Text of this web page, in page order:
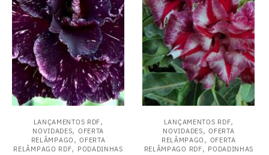
LANÇAMENTOS RDF,
NOVIDADES, OFERTA
RELÂMPAGO ,OFERTA
RELÂMPAGO RDF, PODADINHAS
LANÇAMENTOS RDF,
NOVIDADES,OFERTA
RELÂMPAGO , OFERTA
RELÂMPAGO RDF, PODADINHAS